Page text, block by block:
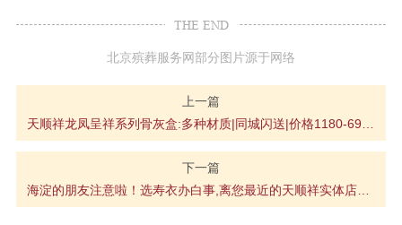
THE END
北京殡葬服务网部分图片源于网络
上一篇
下一篇
海淀的朋友注意啦！选寿衣办白事,离您最近的天顺祥实体店在这儿